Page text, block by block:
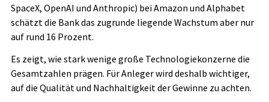
SpaceX, OpenAI und Anthropic) bei Amazon und Alphabet
schätzt die Bank das zugrunde liegende Wachstum aber nur
auf rund 16 Prozent.
Es zeigt, wie stark wenige große Technologiekonzerne die
Gesamtzahlen prägen. Für Anleger wird deshalb wichtiger,
auf die Qualität und Nachhaltigkeit der Gewinne zu achten.